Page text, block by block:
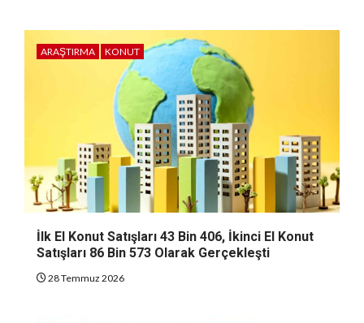
ARAŞTIRMA KONUT
İlk El Konut Satışları 43 Bin 406, İkinci El Konut
Satışları 86 Bin 573 Olarak Gerçekleşti
28 Temmuz 2026